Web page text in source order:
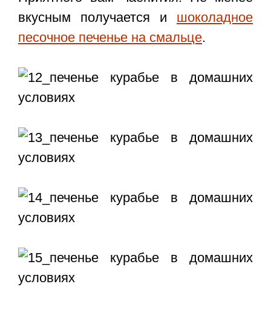
вкусным получается и шоколадное
песочное печенье на смальце.